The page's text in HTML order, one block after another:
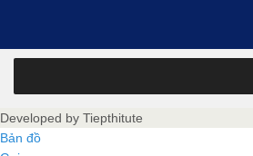
Developed by Tiepthitute
Bản đồ